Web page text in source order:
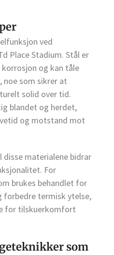
ved
Place Stadium. Stål er
og kan tåle
som sikrer at
solid over tid.
blandet og herdet,
og motstand mot
disse materialene bidrar
For
brukes behandlet for
forbedre termisk ytelse,
for tilskuerkomfort
som